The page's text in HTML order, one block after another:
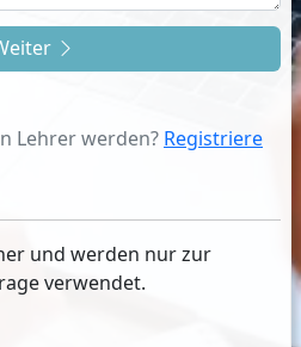
Lehrer werden? Registriere
und werden nur zur
verwendet.